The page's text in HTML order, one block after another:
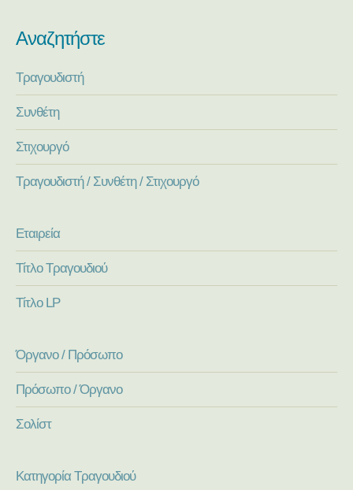
Αναζητήστε
Τραγουδιστή
Συνθέτη
Στιχουργό
Τραγουδιστή / Συνθέτη / Στιχουργό
Εταιρεία
Τίτλο Τραγουδιού
Τίτλο LP
Όργανο / Πρόσωπο
Πρόσωπο / Όργανο
Σολίστ
Κατηγορία Τραγουδιού